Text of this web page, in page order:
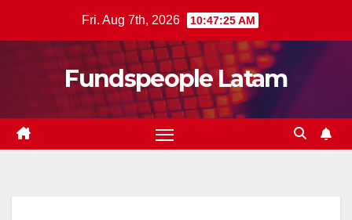
Fri. Aug 7th, 2026 10:47:26 AM
Fundspeople Latam